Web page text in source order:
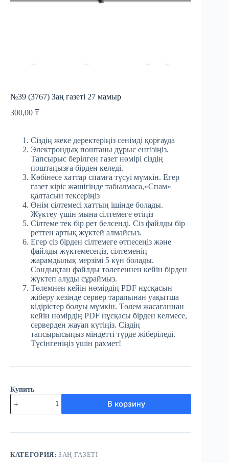
№39 (3767) Заң газеті 27 мамыр
300,00 ₸
Сіздің жеке деректеріңіз сенімді қорғауда
Электрондық поштаны дұрыс енгізіңіз.
Тапсырыс берілген газет нөмірі сіздің
поштаңызға бірден келеді.
Көбінесе хаттар спамға түсуі мүмкін. Егер
газет кіріс жәшігінде табылмаса,»Спам»
қалтасын тексеріңіз
Өнім сілтемесі хаттың ішінде болады.
Жүктеу үшін мына сілтемеге өтіңіз
Сілтеме тек бір рет белсенді. Сіз файлды бір
реттен артық жүктей алмайсыз.
Егер сіз бірден сілтемеге өтпесеңіз және
файлды жүктемесеңіз, сілтеменің
жарамдылық мерзімі 5 күн болады.
Сондықтан файлды төлегеннен кейін бірден
жүктеп алуды сұраймыз.
Төлемнен кейін нөмірдің PDF нұсқасын
жіберу кезінде сервер тарапынан уақытша
кідірістер болуы мүмкін. Төлем жасағаннан
кейін нөмірдің PDF нұсқасы бірден келмесе,
серверден жауап күтіңіз. Сіздің
тапсырысыңыз міндетті түрде жіберіледі.
Түсінгеніңіз үшін рахмет!
Купить
Количество
товара
№39
Заң
мамыр
В корзину
КАТЕГОРИЯ:ЗАҢ ГАЗЕТІ